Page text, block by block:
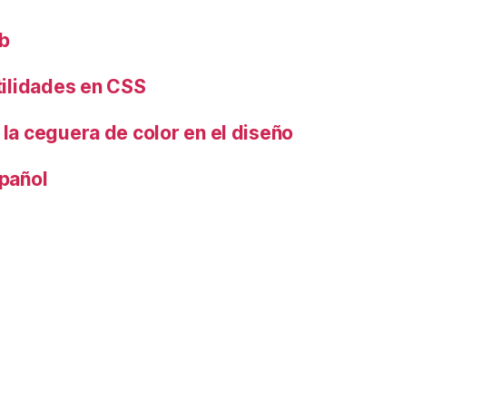
en CSS
ceguera de color en el diseño